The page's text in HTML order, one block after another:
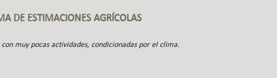
DE ESTIMACIONES AGRÍCOLAS
con muy pocas actividades, condicionadas por el clima.